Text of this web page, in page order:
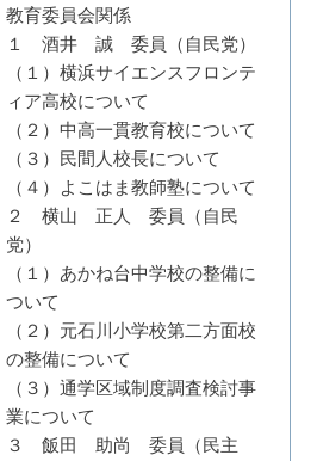
教育委員会関係
１ 酒井 誠 委員（自民党）
（１）横浜サイエンスフロンテ
ィア高校について
（２）中高一貫教育校について
（３）民間人校長について
（４）よこはま教師塾について
２ 横山 正人 委員（自民
党）
（１）あかね台中学校の整備に
ついて
（２）元石川小学校第二方面校
の整備について
（３）通学区域制度調査検討事
業について
３ 飯田 助尚 委員（民主